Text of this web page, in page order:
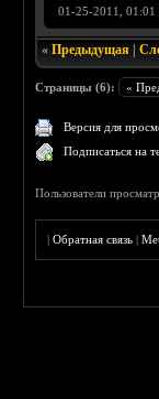
01-25-2011, 01:01
«Предыдущая |
Страницы (6): «
Версия для
Подписаться на
Пользователи
|Обратная связь |